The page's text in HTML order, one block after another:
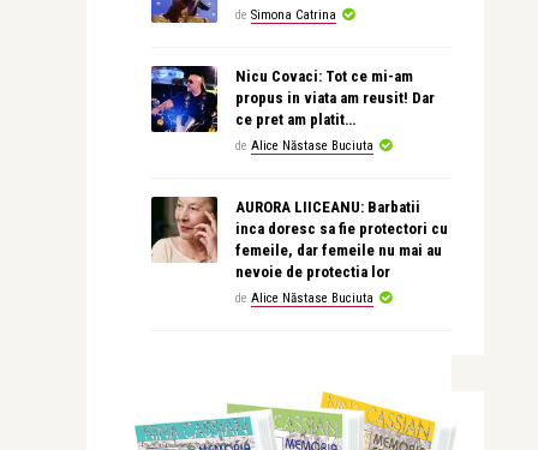
de Simona Catrina
Nicu Covaci: Tot ce mi-am
propus in viata am reusit! Dar
ce pret am platit…
de Alice Năstase Buciuta
AURORA LIICEANU: Barbatii
inca doresc sa fie protectori cu
femeile, dar femeile nu mai au
nevoie de protectia lor
de Alice Năstase Buciuta